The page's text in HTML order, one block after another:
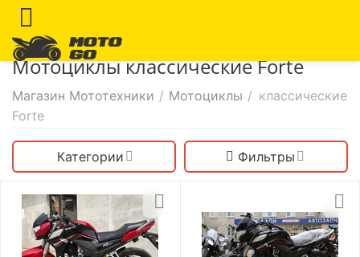
Мотоциклы классические Forte
Магазин Мототехники / Мотоциклы / классические
Forte
Категории Фильтры